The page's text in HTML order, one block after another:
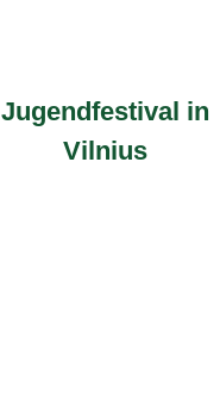
Jugendfestival in
Vilnius